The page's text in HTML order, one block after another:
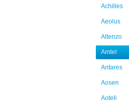
Achilles
Aeolus
Altenzo
Amtel
Antares
Aosen
Aoteli